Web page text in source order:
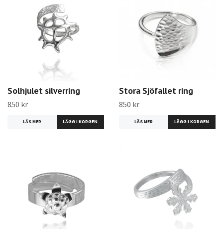
Solhjulet silverring
850 kr
LÄS MER
Stora Sjöfallet ring
850 kr
LÄS MER